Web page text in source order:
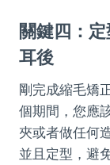
關鍵四：
耳後
剛完成縮毛矯
個期間，您應
夾或者做任何
並且定型，避